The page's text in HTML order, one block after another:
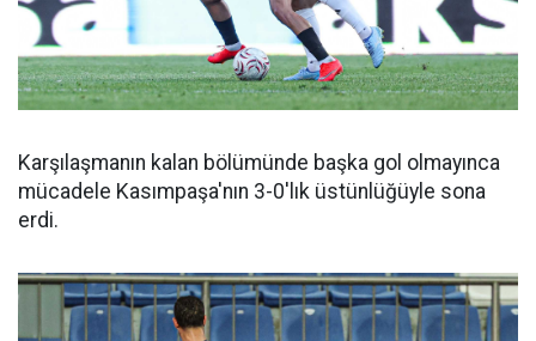
Karşılaşmanın kalan bölümünde başka gol olmayınca
mücadele Kasımpaşa'nın 3-0'lık üstünlüğüyle sona
erdi.